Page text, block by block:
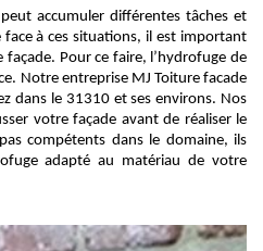
accumuler différentes tâches et
à ces situations, il est important
Pour ce faire, l’hydrofuge de
Notre entreprise MJ Toiture facade
dans le 31310 et ses environs. Nos
votre façade avant de réaliser le
compétents dans le domaine, ils
adapté au matériau de votre